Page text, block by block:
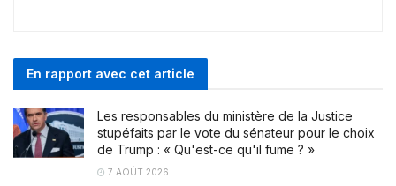
En rapport avec cet article
Les responsables du ministère de la Justice
stupéfaits par le vote du sénateur pour le choix
de Trump : « Qu'est-ce qu'il fume ? »
7 AOÛT 2026